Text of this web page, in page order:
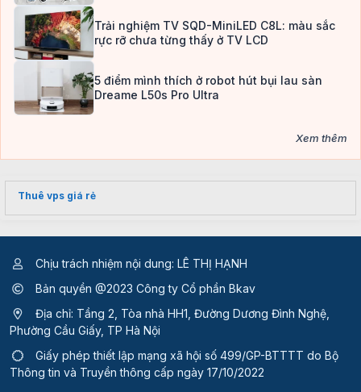
Trải nghiệm TV SQD-MiniLED C8L: màu sắc
rực rỡ chưa từng thấy ở TV LCD
5 điểm mình thích ở robot hút bụi lau sàn
Dreame L50s Pro Ultra
Xem thêm
Thuê vps giá rẻ
Chịu trách nhiệm nội dung: LÊ THỊ HẠNH
Bản quyền @2023 Công ty Cổ phần Bkav
Địa chỉ: Tầng 2, Tòa nhà HH1, Đường Dương Đình Nghệ,
Phường Cầu Giấy, TP Hà Nội
Giấy phép thiết lập mạng xã hội số 499/GP-BTTTT do Bộ
Thông tin và Truyền thông cấp ngày 17/10/2022